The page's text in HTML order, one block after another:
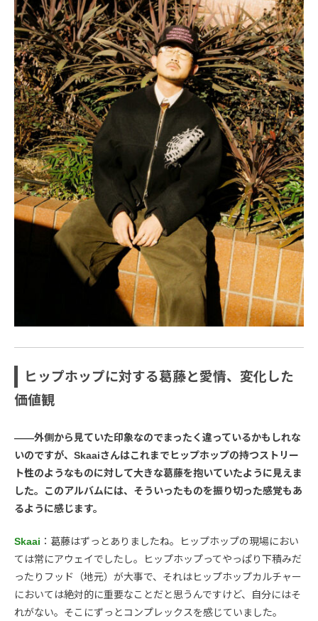
ヒップホップに対する葛藤と愛情、変化した
価値観
――外側から見ていた印象なのでまったく違っているかもしれな
いのですが、Skaaiさんはこれまでヒップホップの持つストリー
ト性のようなものに対して大きな葛藤を抱いていたように見えま
した。このアルバムには、そういったものを振り切った感覚もあ
るように感じます。
Skaai ：葛藤はずっとありましたね。ヒップホップの現場におい
ては常にアウェイでしたし。ヒップホップってやっぱり下積みだ
ったりフッド（地元）が大事で、それはヒップホップカルチャー
においては絶対的に重要なことだと思うんですけど、自分にはそ
れがない。そこにずっとコンプレックスを感じていました。